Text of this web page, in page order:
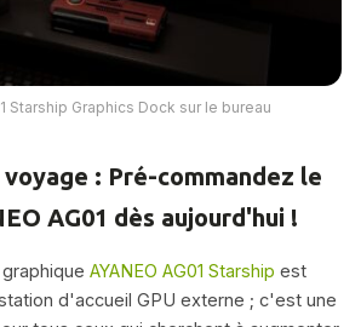
Starship Graphics Dock sur le bureau
: Pré-commandez le
AG01 dès aujourd'hui !
AYANEO AG01 Starship est
d'accueil GPU externe ; c'est une